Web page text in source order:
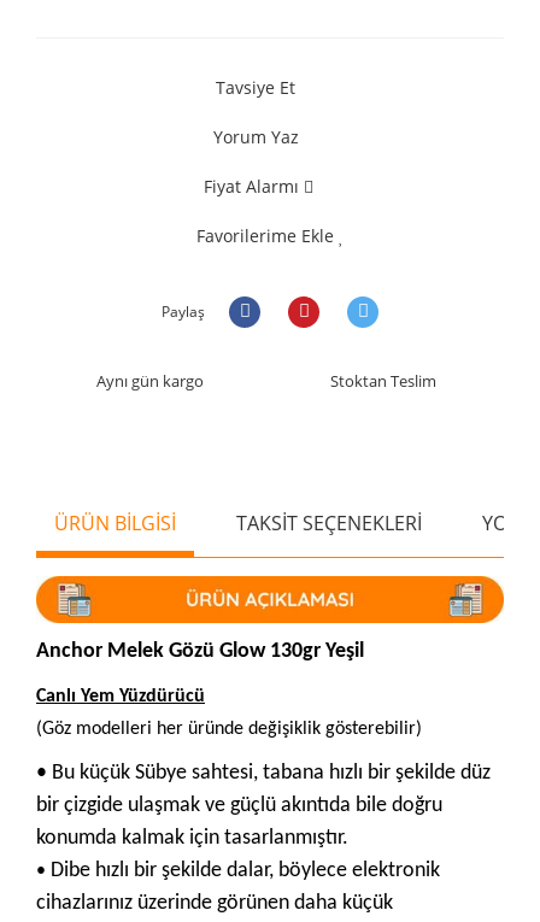
Tavsiye Et
Yorum Yaz
Fiyat Alarmı
Favorilerime Ekle
Paylaş
Aynı gün kargo Stoktan Teslim
ÜRÜN BİLGİSİ TAKSİT SEÇENEKLERİ
Anchor Melek Gözü Glow 130gr Yeşil
Canlı Yem Yüzdürücü
(Göz modelleri her üründe değişiklik gösterebilir)
• Bu küçük Sübye sahtesi, tabana hızlı bir şekilde düz
bir çizgide ulaşmak ve güçlü akıntıda bile doğru
konumda kalmak için tasarlanmıştır.
• Dibe hızlı bir şekilde dalar, böylece elektronik
cihazlarınız üzerinde görünen daha küçük